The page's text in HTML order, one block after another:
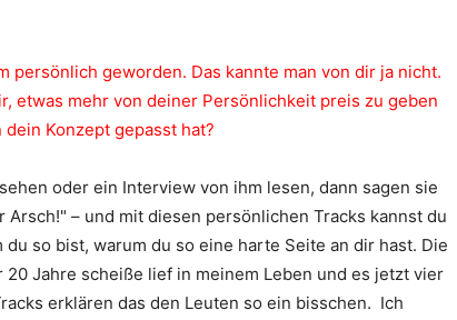
persönlich geworden. Das kannte man von dir ja nicht.
etwas mehr von deiner Persönlichkeit preis zu geben
Konzept gepasst hat?
oder ein Interview von ihm lesen, dann sagen sie
– und mit diesen persönlichen Tracks kannst du
so bist, warum du so eine harte Seite an dir hast. Die
Jahre scheiße lief in meinem Leben und es jetzt vier
erklären das den Leuten so ein bisschen. Ich